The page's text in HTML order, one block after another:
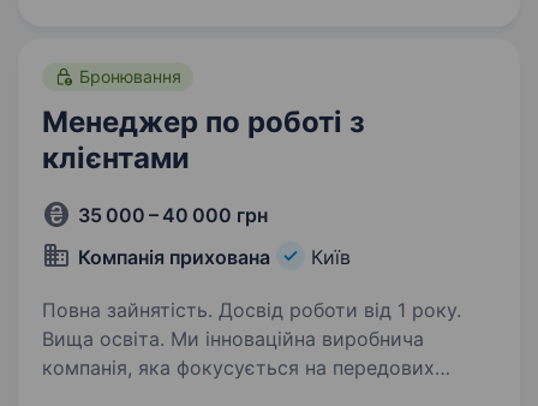
Бронювання
Менеджер по роботі з
клієнтами
35 000 – 40 000 грн
Компанія прихована
Київ
Повна зайнятість. Досвід роботи від 1 року.
Вища освіта. Ми інноваційна виробнича
компанія, яка фокусується на передових